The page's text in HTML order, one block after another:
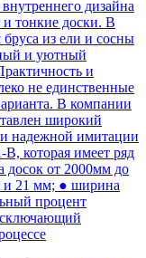
дизайна
и тонкие доски. В
из ели и сосны
и уютный
и
не единственные
В компании
широкий
надежной имитации
которая имеет ряд
досок от 2000мм до
и 21 мм; ● ширина
процент